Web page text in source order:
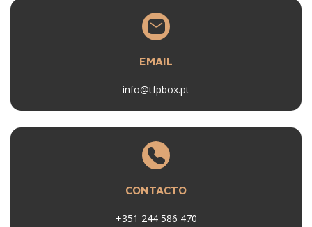
EMAIL
info@tfpbox.pt
CONTACTO
+351 244 586 470